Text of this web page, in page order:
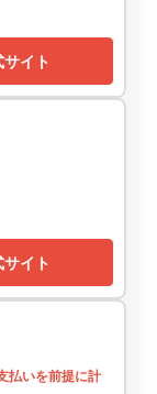
イト
イト
払いを前提に計